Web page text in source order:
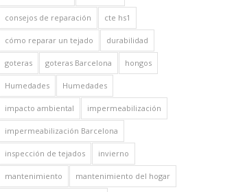
consejos de reparación cte hs1
cómo reparar un tejado durabilidad
goteras goteras Barcelona hongos
Humedades Humedades
impacto ambiental impermeabilización
impermeabilización Barcelona
inspección de tejados invierno
mantenimiento mantenimiento del hogar